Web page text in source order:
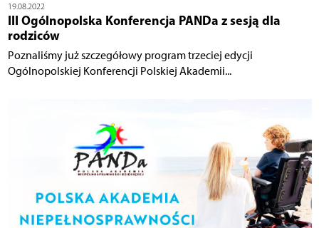
19.08.2022
III Ogólnopolska Konferencja PANDa z sesją dla
rodziców
Poznaliśmy już szczegółowy program trzeciej edycji
Ogólnopolskiej Konferencji Polskiej Akademii...